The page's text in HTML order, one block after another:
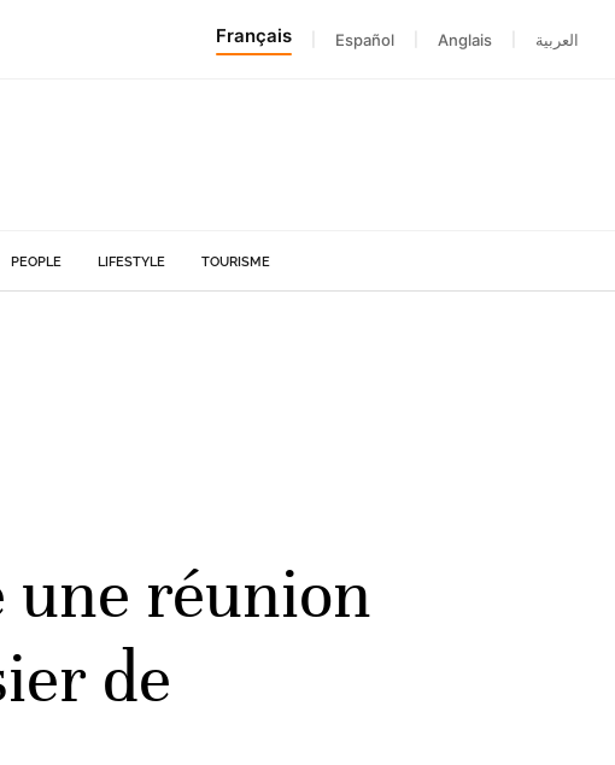
Français Español Anglais العربية
PEOPLE LIFESTYLE TOURISME
une réunion
de